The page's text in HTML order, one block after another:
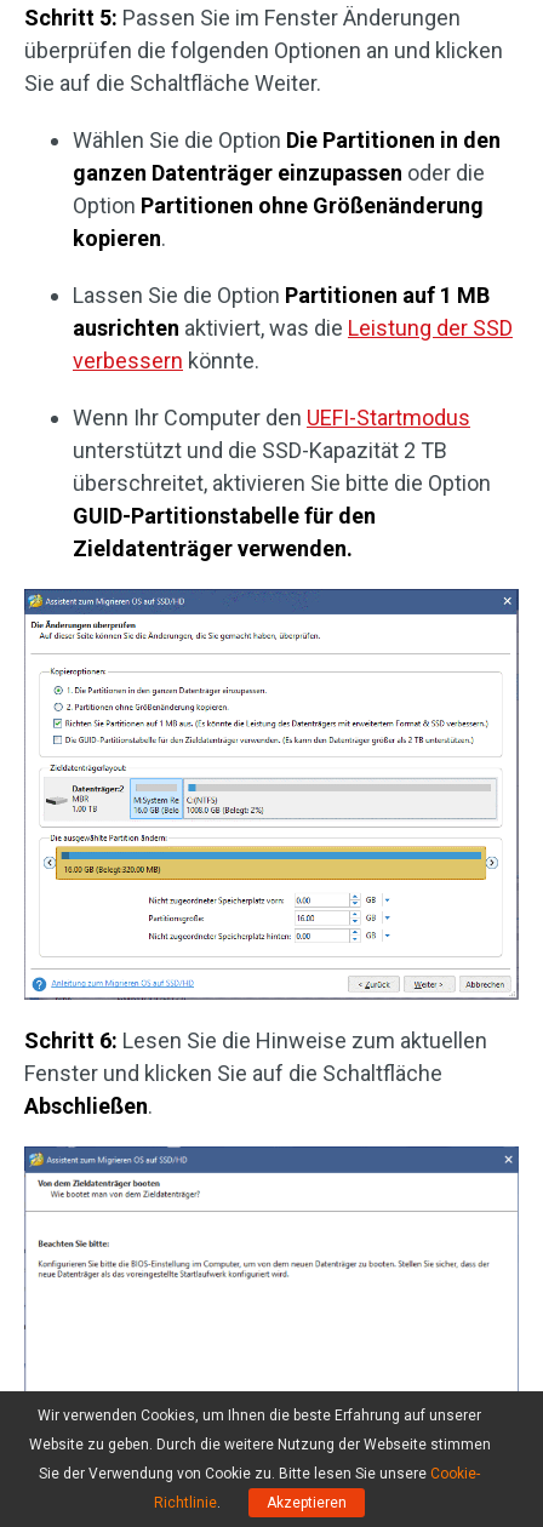
Schritt 5: Passen Sie im Fenster Änderungen
überprüfen die folgenden Optionen an und klicken
Sie auf die Schaltfläche Weiter.
Wählen Sie die Option Die Partitionen in den
ganzen Datenträger einzupassen oder die
Option Partitionen ohne Größenänderung
kopieren.
Lassen Sie die Option Partitionen auf 1 MB
ausrichten aktiviert, was die Leistung der SSD
verbessern könnte.
Wenn Ihr Computer den UEFI-Startmodus
unterstützt und die SSD-Kapazität 2 TB
überschreitet, aktivieren Sie bitte die Option
GUID-Partitionstabelle für den
Zieldatenträger verwenden.
Schritt 6: Lesen Sie die Hinweise zum aktuellen
Fenster und klicken Sie auf die Schaltfläche
Abschließen.
Wir verwenden Cookies, um Ihnen die beste Erfahrung auf unserer
Website zu geben. Durch die weitere Nutzung der Webseite stimmen
Sie der Verwendung von Cookie zu. Bitte lesen Sie unsere Cookie-
Richtlinie. Akzeptieren